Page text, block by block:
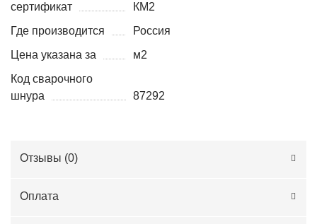
сертификат
КМ2
Где производится
Россия
Цена указана за
м2
Код сварочного
шнура
87292
Отзывы (0)
Оплата